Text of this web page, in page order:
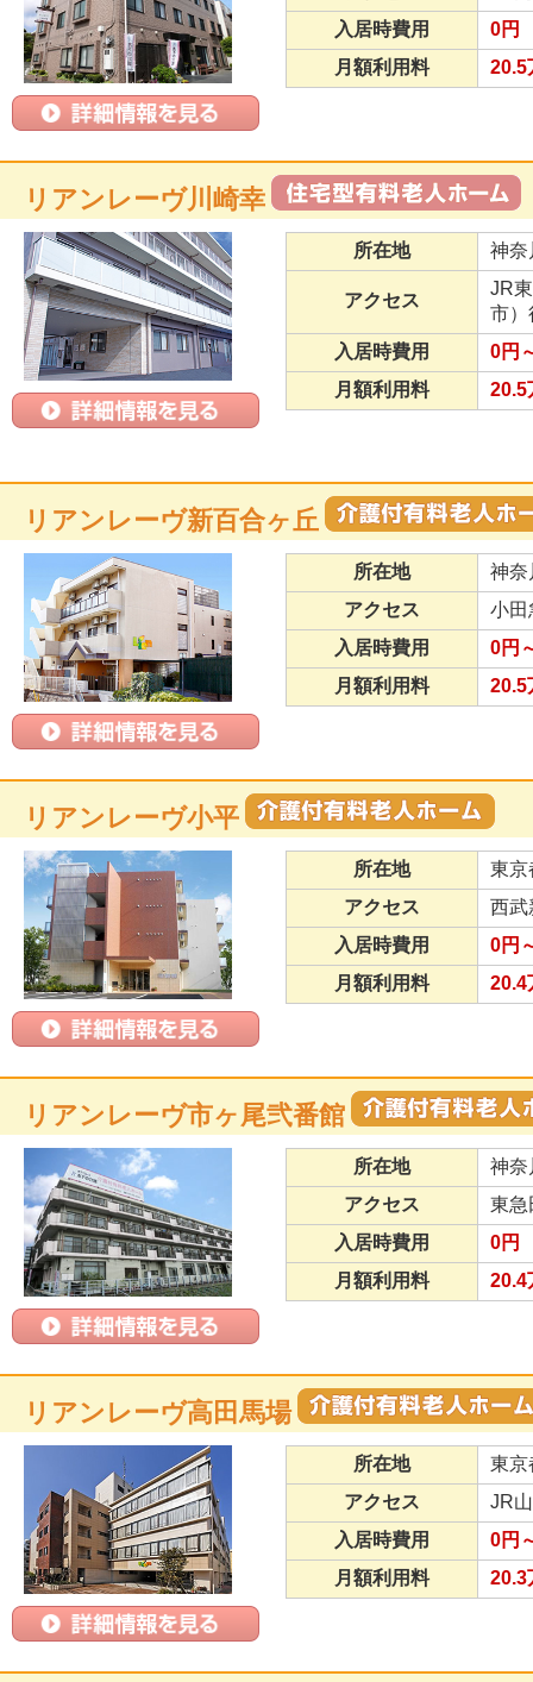
入居時費用
0円
月額利用料
20.5
リアンレーヴ川崎幸
所在地 神奈
アクセス
JR
市
入居時費用
0円
月額利用料
20.5
リアンレーヴ新百合ヶ丘
所在地
神奈
アクセス
小田
入居時費用
0円
月額利用料
20.5
リアンレーヴ小平
所在地
東京
アクセス
西武
入居時費用
0円
月額利用料
20.4
リアンレーヴ市ヶ尾弐番館
所在地
神奈
アクセス
東急
入居時費用
0円
月額利用料
20.4
リアンレーヴ高田馬場
所在地
東京
アクセス
JR
入居時費用
0円
月額利用料
20.3